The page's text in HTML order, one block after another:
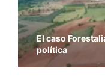
El caso
política